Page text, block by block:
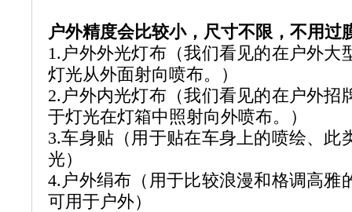
户外精度会比较小，尺寸不限，不用过
1. 户外外光灯布（我们看见的在户外大
灯光从外面射向喷布。）
2. 户外内光灯布（我们看见的在户外招
于灯光在灯箱中照射向外喷布。）
3.车身贴（用于贴在车身上的喷绘、此
光）
4. 户外绢布（用于比较浪漫和格调高雅
可用于户外）